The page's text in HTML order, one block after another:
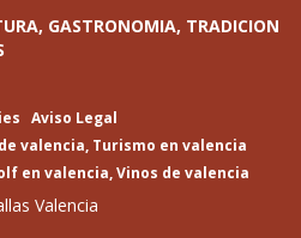
GASTRONOMIA, TRADICION
Aviso Legal
valencia, Turismo en valencia
en valencia,Vinos de valencia